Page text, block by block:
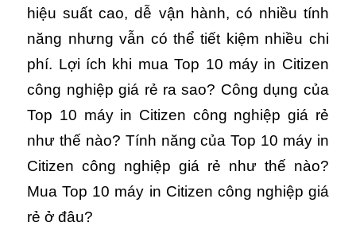
hiệu suất cao, dễ vận hành, có nhiều tính
năng nhưng vẫn có thể tiết kiệm nhiều chi
phí. Lợi ích khi mua Top 10 máy in Citizen
công nghiệp giá rẻ ra sao? Công dụng của
Top 10 máy in Citizen công nghiệp giá rẻ
như thế nào? Tính năng của Top 10 máy in
Citizen công nghiệp giá rẻ như thế nào?
Mua Top 10 máy in Citizen công nghiệp giá
rẻ ở đâu?